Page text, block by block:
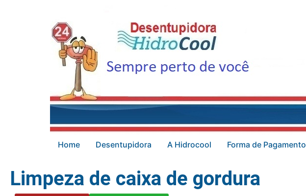
Home Desentupidora A Hidrocool Forma de Pagamento
Limpeza de caixa de gordura